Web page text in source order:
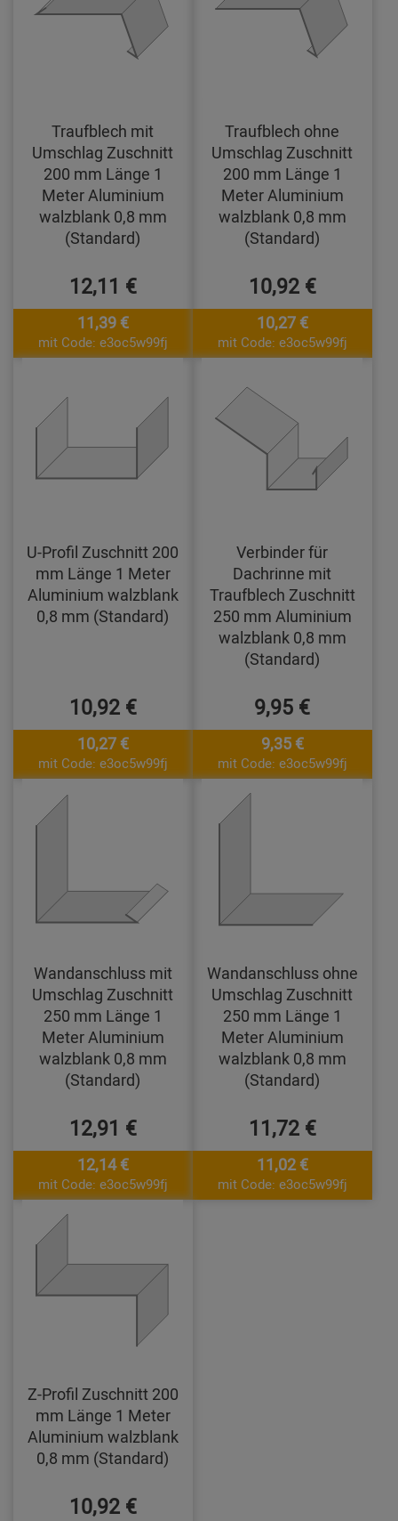
Traufblech mit
Umschlag Zuschnitt
200 mm Länge 1
Meter Aluminium
walzblank 0,8 mm
(Standard)
12,11 €
11,39 €
mit Code: e3oc5w99fj
Traufblech ohne
Umschlag Zuschnitt
200 mm Länge 1
Meter Aluminium
walzblank 0,8 mm
(Standard)
10,92 €
10,27 €
mit Code: e3oc5w99fj
U-Profil Zuschnitt 200
mm Länge 1 Meter
Aluminium walzblank
0,8 mm (Standard)
10,92 €
10,27 €
mit Code: e3oc5w99fj
Verbinder für
Dachrinne mit
Traufblech Zuschnitt
250 mm Aluminium
walzblank 0,8 mm
(Standard)
9,95 €
9,35 €
mit Code: e3oc5w99fj
Wandanschluss mit
Umschlag Zuschnitt
250 mm Länge 1
Meter Aluminium
walzblank 0,8 mm
(Standard)
12,91 €
12,14 €
mit Code: e3oc5w99fj
Wandanschluss ohne
Umschlag Zuschnitt
250 mm Länge 1
Meter Aluminium
walzblank 0,8 mm
(Standard)
11,72 €
11,02 €
mit Code: e3oc5w99fj
Z-Profil Zuschnitt 200
mm Länge 1 Meter
Aluminium walzblank
0,8 mm (Standard)
10,92 €